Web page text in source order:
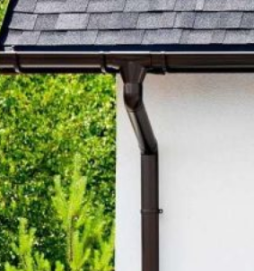
YONG WON
CHÁY FLAMEBAR BW11
SEALANT
trúc
PHỦ ĐÁ IKO